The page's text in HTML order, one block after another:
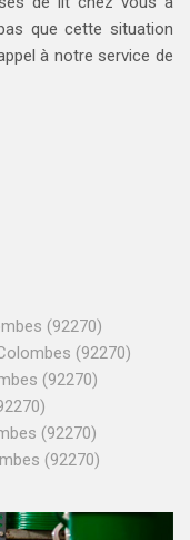
que cette situation
à notre service de
(92270)
(92270)
(92270)
(92270)
(92270)